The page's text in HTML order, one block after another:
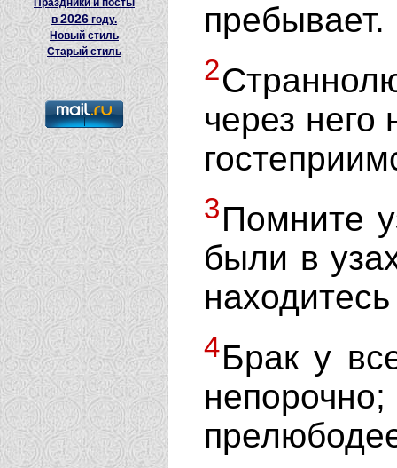
Праздники и посты
в2026 году.
Новый стиль
Старый стиль
пребывает.
2
через него
3Помните
были в
4Брак у